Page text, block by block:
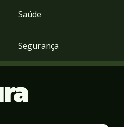
Saúde
Segurança